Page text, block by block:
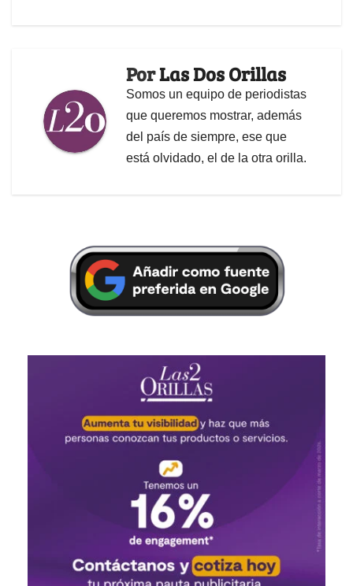
PorLas Dos Orillas
Somos un equipo de periodistas
que queremos mostrar, además
del país de siempre, ese que
está olvidado, el de la otra orilla.